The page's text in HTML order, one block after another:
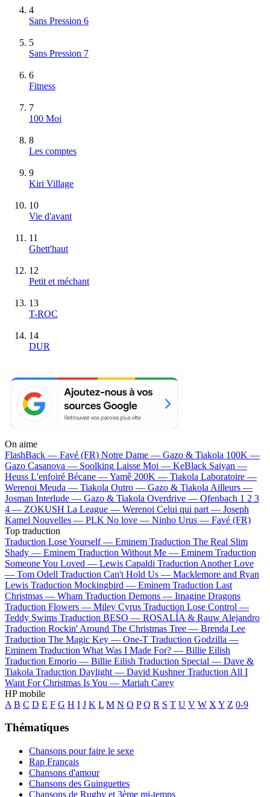
4
Sans Pression 6
5
Sans Pression 7
6
Fitness
7
100 Moi
8
Les comptes
9
Kiri Village
10
Vie d'avant
11
Ghett'haut
12
Petit et méchant
13
T-ROC
14
DUR
On aime
FlashBack — Favé (FR) Notre Dame — Gazo & Tiakola 100K —
Gazo Casanova — Soolking Laisse Moi — KeBlack Saiyan —
Heuss L'enfoiré Bécane —Yamê 200K — Tiakola Laboratoire —
Werenoi Meuda — Tiakola Outro — Gazo & Tiakola Ailleurs —
Josman Interlude — Gazo & Tiakola Overdrive — Ofenbach 1 2 3
4 — ZOKUSH La League — Werenoi Celui qui part — Joseph
Kamel Nouvelles — PLK No love — Ninho Urus — Favé (FR)
Top traduction
Traduction Lose Yourself — Eminem Traduction The Real Slim
Shady — Eminem Traduction Without Me — Eminem Traduction
Someone You Loved — Lewis Capaldi Traduction Another Love
— Tom Odell Traduction Can't Hold Us — Macklemore and Ryan
Lewis Traduction Mockingbird — Eminem Traduction Last
Christmas — Wham Traduction Demons — Imagine Dragons
Traduction Flowers — Miley Cyrus Traduction Lose Control —
Teddy Swims Traduction BESO — ROSALÍA & Rauw Alejandro
Traduction Rockin' Around The Christmas Tree — Brenda Lee
Traduction The Magic Key — One-T Traduction Godzilla —
Eminem Traduction What Was I Made For? — Billie Eilish
Traduction Emorio — Billie Eilish Traduction Special — Dave &
Tiakola Traduction Daylight — David Kushner Traduction All I
Want For Christmas Is You — Mariah Carey
HP mobile
A B C D E F G H I J K L M N O P Q R S T U V W X Y Z 0-9
Thématiques
Chansons pour faire le sexe
Rap Français
Chansons d'amour
Chansons des Guinguettes
Chansons de Rugby et 3ème mi-temps